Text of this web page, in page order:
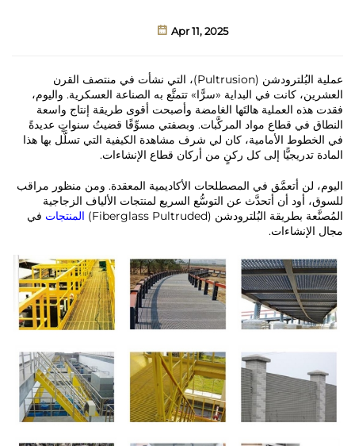
Apr 11, 2025
عملية البُلترودشن (Pultrusion)، التي نشأت في منتصف القرن
العشرين، كانت في البداية «سرًّا» تتمتَّع به الصناعة العسكرية. واليوم،
فقدت هذه العملية هالتَها الغامضة وأصبحت أقوى طريقة إنتاج واسعة
النطاق في قطاع مواد المركَّبات. وبصفتي مسوِّقًا قضيتُ سنواتٍ عديدةً
في الخطوط الأمامية، كان لي شرف مشاهدة الكيفية التي تسلَّل بها هذا
المادة تدريجيًّا إلى كل ركنٍ من أركان قطاع الإنشاءات.
اليوم، لن أتعمَّق في المصطلحات الأكاديمية المعقدة. ومن منظور مراقب
للسوق، أود أن أتحدَّث عن التوسُّع السريع لمنتجات الألياف الزجاجية
المُصنَّعة بطريقة البُلترودشن (Fiberglass Pultruded)
المنتجات في
مجال الإنشاءات.